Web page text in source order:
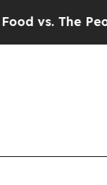
The People.